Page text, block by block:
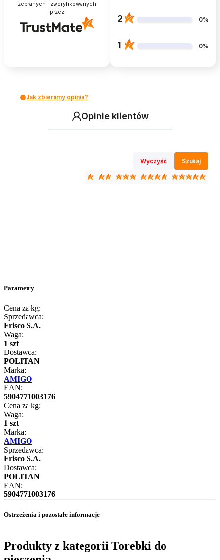
zebranych i zweryfikowanych
przez
2 0%
1 0%
Jak zbieramy opinie?
Opinie klientów
Wyczyść Szukaj
Parametry
Cena za kg:
Sprzedawca:
Frisco S.A.
Waga:
1 szt
Dostawca:
POLITAN
Marka:
AMIGO
EAN:
5904771003176
Cena za kg:
Waga:
1 szt
Marka:
AMIGO
Sprzedawca:
Frisco S.A.
Dostawca:
POLITAN
EAN:
5904771003176
Ostrzeżenia i pozostałe informacje
Produkty z kategorii Torebki do